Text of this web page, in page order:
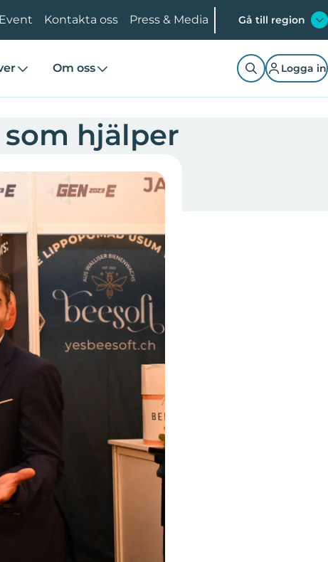
Kontakta oss Press & Media Gå till region
Om oss Logga in
som hjälper